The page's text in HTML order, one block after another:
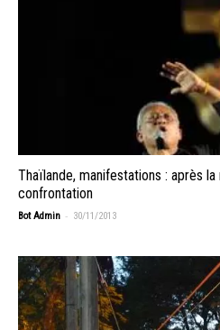
Thaïlande, manifestations : après la
confrontation
Bot Admin - 30/11/2013